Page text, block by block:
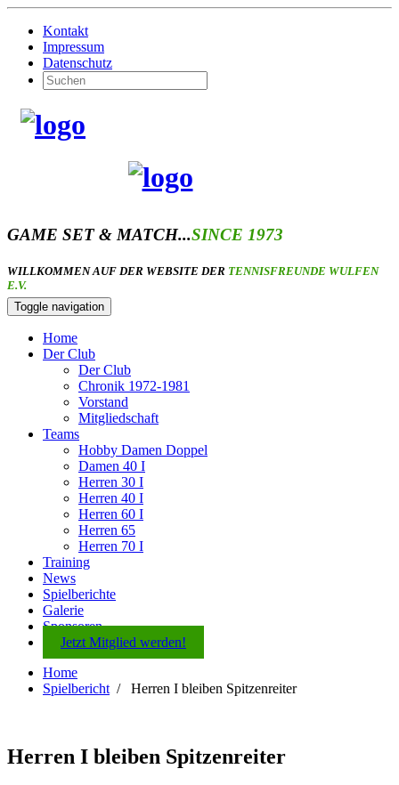
Kontakt
Impressum
Datenschutz
GAME SET & MATCH...SINCE 1973
WILLKOMMEN AUF DER WEBSITE DER TENNISFREUNDE WULFEN
E.V.
Toggle navigation
Home
Der Club
Der Club
Chronik 1972-1981
Vorstand
Mitgliedschaft
Teams
Hobby Damen Doppel
Damen 40 I
Herren 30 I
Herren 40 I
Herren 60 I
Herren 65
Herren 70 I
Training
News
Spielberichte
Galerie
Sponsoren
Jetzt Mitglied werden!
Home
Spielbericht / Herren I bleiben Spitzenreiter
Herren I bleiben Spitzenreiter